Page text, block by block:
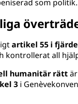
som politik.
artikel 55 i
kontrollerat all
humanitär rätt
3 i